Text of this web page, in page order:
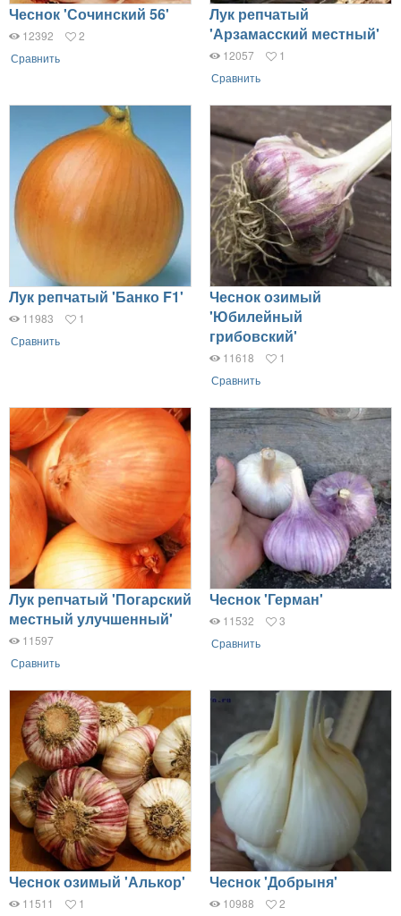
Чеснок 'Сочинский 56'
12392
2
Сравнить
Лук репчатый
'Арзамасский местный'
12057
1
Сравнить
Лук репчатый 'Банко F1'
11983
1
Сравнить
Чеснок озимый
'Юбилейный
грибовский'
11618
1
Сравнить
Лук репчатый 'Погарский
местный улучшенный'
11597
Сравнить
Чеснок 'Герман'
11532
3
Сравнить
Чеснок озимый 'Алькор'
11511
1
Чеснок 'Добрыня'
10988
2